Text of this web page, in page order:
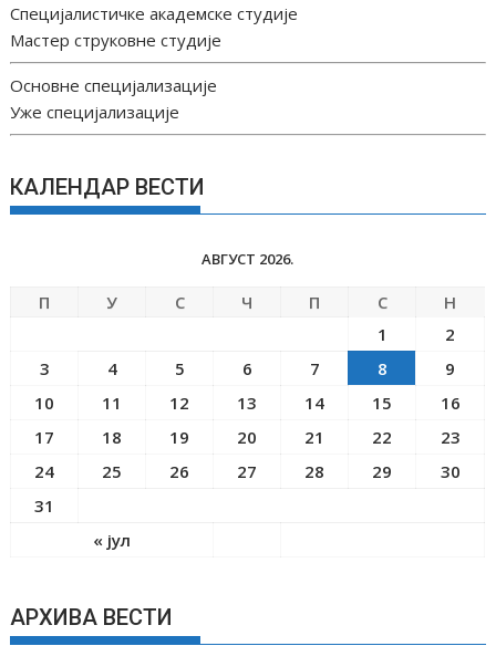
Специјалистичке академске студије
Мастер струковне студије
Основне специјализације
Уже специјализације
КАЛЕНДАР ВЕСТИ
АВГУСТ 2026.
П У С Ч П С Н
« јул
1
2
3
4 5 6 7 8
9
10
11 12 13 14 15
16
17
18 19 20 21 22
23
24
25 26 27 28 29
30
31
АРХИВА ВЕСТИ